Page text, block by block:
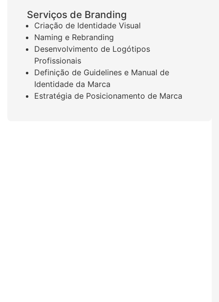
Serviços de Branding​
Criação de Identidade Visual
Naming e Rebranding
Desenvolvimento de Logótipos
Profissionais
Definição de Guidelines e Manual de
Identidade da Marca
Estratégia de Posicionamento de Marca​